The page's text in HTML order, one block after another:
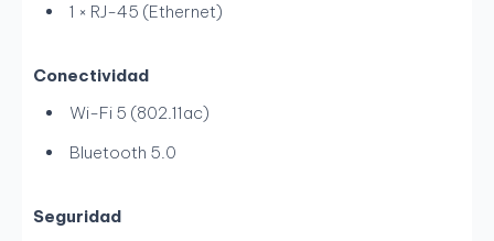
1 × RJ-45 (Ethernet)
Conectividad
Wi-Fi 5 (802.11ac)
Bluetooth 5.0
Seguridad